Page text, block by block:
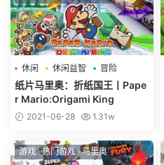
休闲 休闲益智 冒险
纸片马里奥：折纸国王丨Pape
r Mario:Origami King
2021-06-28 1.31w
游戏·热门游戏·马里奥